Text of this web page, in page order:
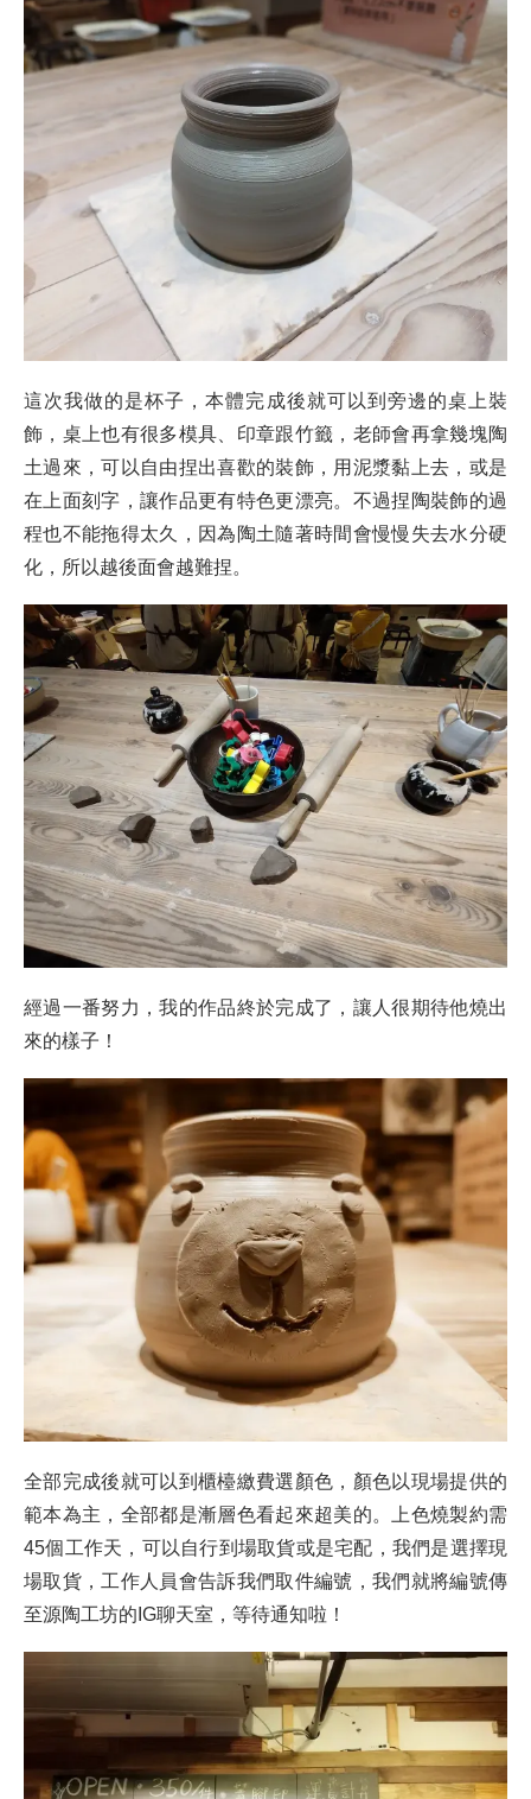
這次我做的是杯子，本體完成後就可以到旁邊的桌上裝
飾，桌上也有很多模具、印章跟竹籤，老師會再拿幾塊陶
土過來，可以自由捏出喜歡的裝飾，用泥漿黏上去，或是
在上面刻字，讓作品更有特色更漂亮。不過捏陶裝飾的過
程也不能拖得太久，因為陶土隨著時間會慢慢失去水分硬
化，所以越後面會越難捏。
經過一番努力，我的作品終於完成了，讓人很期待他燒出
來的樣子！
全部完成後就可以到櫃檯繳費選顏色，顏色以現場提供的
範本為主，全部都是漸層色看起來超美的。上色燒製約需
45個工作天，可以自行到場取貨或是宅配，我們是選擇現
場取貨，工作人員會告訴我們取件編號，我們就將編號傳
至源陶工坊的IG聊天室，等待通知啦！